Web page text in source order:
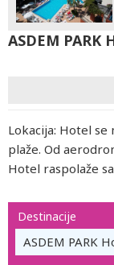
ASDEM PARK
Lokacija: Hotel se
plaže. Od
Hotel raspolaže
Destinacije
ASDEM PARK